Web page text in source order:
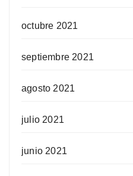
octubre 2021
septiembre 2021
agosto 2021
julio 2021
junio 2021